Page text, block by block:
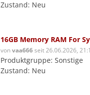
Zustand: Neu
16GB Memory RAM For
vonvaa666seit 26.06.2026,
Produktgruppe: Sonstige
Zustand: Neu